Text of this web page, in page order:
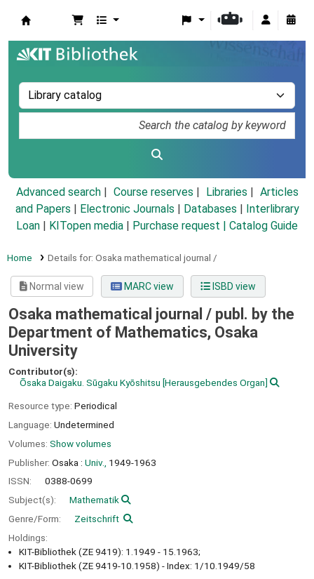
Advanced search Course reserves Libraries
Articles
and Papers
Electronic Journals Databases
Interlibrary
Loan
KITopen media Purchase request | Catalog Guide
Home Details for: Osaka mathematical journal /
Normal view MARC view ISBD view
Osaka mathematical journal / publ. by the
Department of Mathematics, Osaka
University
Contributor(s):
Ōsaka Daigaku. Sūgaku Kyōshitsu [Herausgebendes Organ]
Resource type: Periodical
Language: Undetermined
Volumes: Show volumes
Publisher: Osaka : Univ., 1949-1963
ISSN:
0388-0699
Subject(s):
Mathematik
Genre/Form:
Zeitschrift
Holdings:
KIT-Bibliothek (ZE 9419): 1.1949 - 15.1963;
KIT-Bibliothek (ZE 9419-10.1958) - Index: 1/10.1949/58